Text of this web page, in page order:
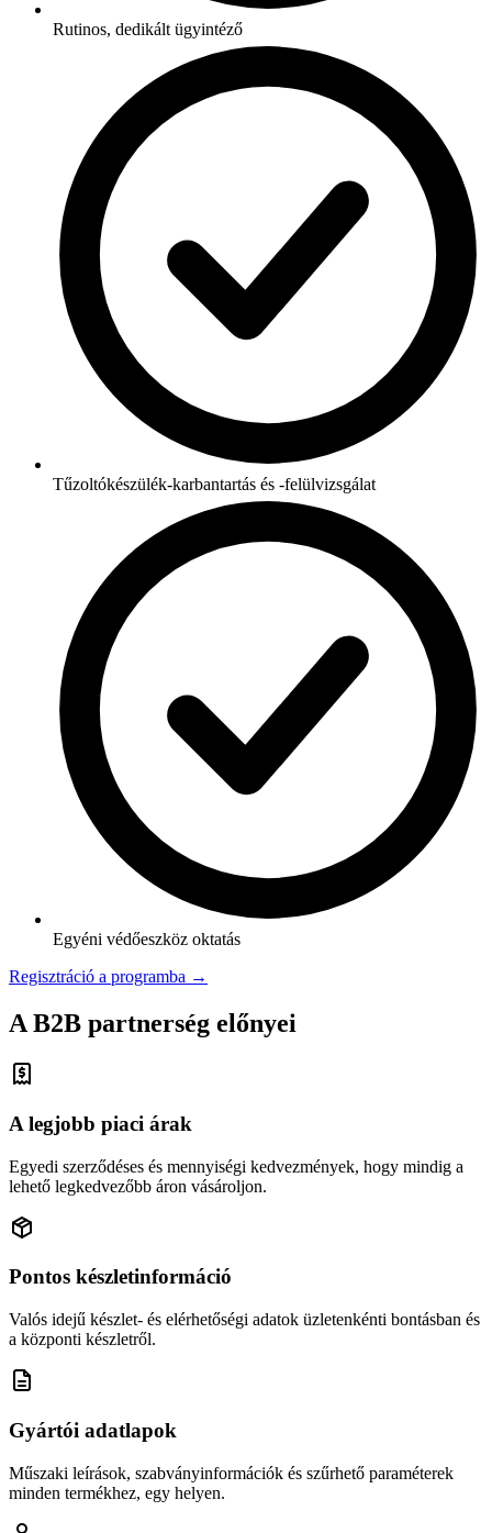
Rutinos, dedikált ügyintéző
Tűzoltókészülék-karbantartás és -felülvizsgálat
Egyéni védőeszköz oktatás
Regisztráció a programba →
A B2B partnerség előnyei
A legjobb piaci árak
Egyedi szerződéses és mennyiségi kedvezmények, hogy mindig a
lehető legkedvezőbb áron vásároljon.
Pontos készletinformáció
Valós idejű készlet- és elérhetőségi adatok üzletenkénti bontásban és
a központi készletről.
Gyártói adatlapok
Műszaki leírások, szabványinformációk és szűrhető paraméterek
minden termékhez, egy helyen.